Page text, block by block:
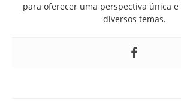
para oferecer uma perspectiva única
diversos temas.